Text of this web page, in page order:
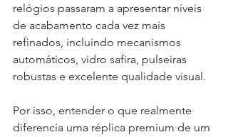
relógios passaram a apresentar níveis
de acabamento cada vez mais
refinados, incluindo mecanismos
automáticos, vidro safira, pulseiras
robustas e excelente qualidade visual.
Por isso, entender o que realmente
diferencia uma réplica premium de um